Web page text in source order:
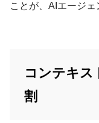
ことが、AIエージェ
コンテキス
割